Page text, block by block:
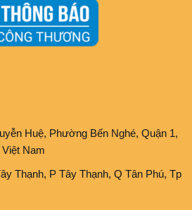
Huệ, Phường Bến Nghé, Quận 1,
Nam
Thạnh, P Tây Thạnh, Q Tân Phú, Tp